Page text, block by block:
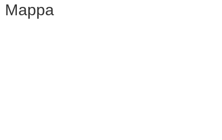
Mappa